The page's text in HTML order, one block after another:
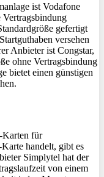
ist Vodafone
Vertragsbindung
gefertigt
versehen
Anbieter ist Congstar,
ohne Vertragsbindung
bietet einen günstigen
Karten für
handelt, gibt es
Simplytel hat der
von einem